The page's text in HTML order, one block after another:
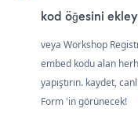
kod öğesini
veya Workshop
embed kodu alan
yapıştırın. kaydet,
Form 'in görünecek!